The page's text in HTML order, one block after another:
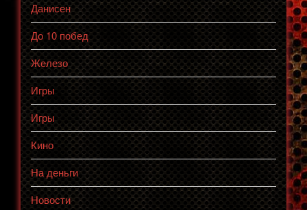
Данисен
До 10 побед
Железо
Игры
Игры
Кино
На деньги
Новости